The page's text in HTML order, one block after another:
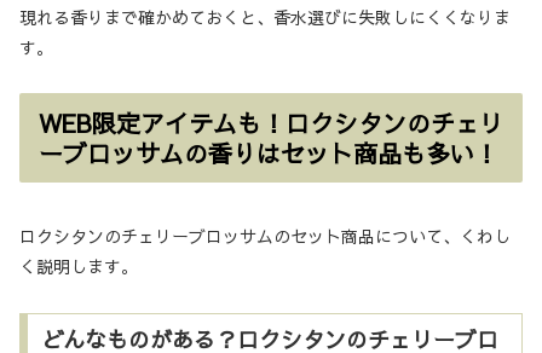
現れる香りまで確かめておくと、香水選びに失敗しにくくなりま
す。
WEB限定アイテムも！ロクシタンのチェリ
ーブロッサムの香りはセット商品も多い！
ロクシタンのチェリーブロッサムのセット商品について、くわし
く説明します。
どんなものがある？ロクシタンのチェリーブロ